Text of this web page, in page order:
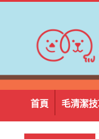
首頁 毛清潔